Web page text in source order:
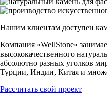
Нашим клиентам доступен
Компания «WellStone»
высококачественного
абсолютно разных уголков
Турции, Индии, Китая и
Рассчитать свой проект